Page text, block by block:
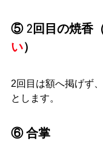
⑤ 2回目の焼香
い）
2回目は額へ掲げず
とします。
⑥ 合掌